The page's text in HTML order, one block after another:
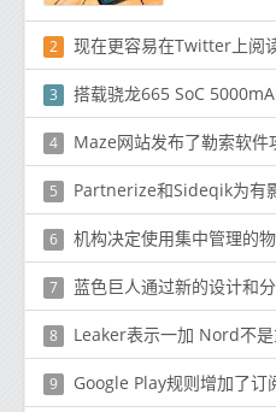
2 现在更容易在Twitter上阅
3 搭载骁龙665 SoC
4 Maze网站发布了勒索软件
5 Partnerize和Sideqik为有影响
6 机构决定使用集中管理的物
7 蓝色巨人通过新的设计和分析
8 Leaker表示一加 Nord不
9 Google Play规则增加了订